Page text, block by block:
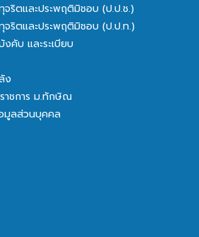
จริตและประพฤติมิชอบ (ป.ป.ช.)
จริตและประพฤติมิชอบ (ป.ป.ท.)
คับ และระเบียบ
ง
าชการ ม.ทักษิณ
มูลส่วนบุคคล